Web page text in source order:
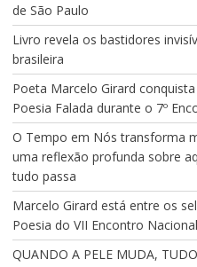
de São Paulo
Livro revela os bastidores
brasileira
Poeta Marcelo Girard
Poesia Falada durante o 7º
O Tempo em Nós transforma
uma reflexão profunda sobre
tudo passa
Marcelo Girard está entre os
Poesia do VII Encontro
QUANDO A PELE MUDA,